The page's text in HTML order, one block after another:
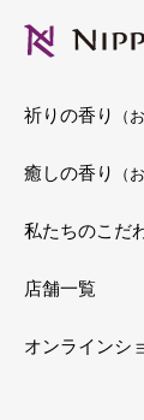
祈りの香り （
癒しの香り （
私たちのこだ
店舗一覧
オンラインシ